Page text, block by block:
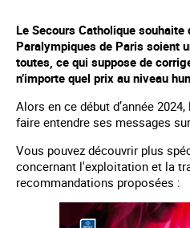
Le Secours Catholique
Paralympiques de Paris soient
toutes, ce qui suppose de
n’importe quel prix au niveau
Alors en ce début d’année
faire entendre ses messages
Vous pouvez découvrir plus
concernant l'exploitation et la
recommandations proposées :